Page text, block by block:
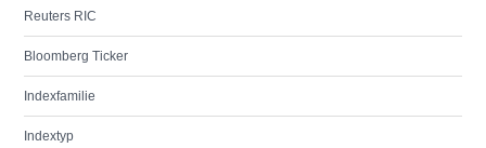
Reuters RIC
Bloomberg Ticker
Indexfamilie
Indextyp